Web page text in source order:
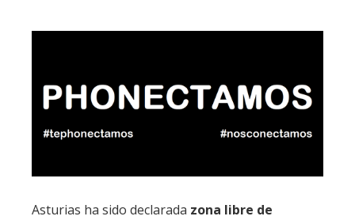
Asturias ha sido declarada zona libre de